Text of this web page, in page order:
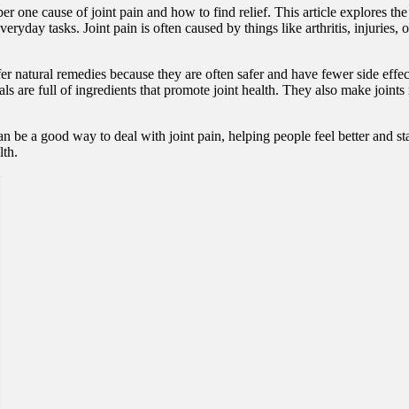
one cause of joint pain and how to find relief. This article explores
tasks. Joint pain is often caused by things like arthritis, injuries,
remedies because they are often safer and have fewer side
are full of ingredients that promote joint health. They also make
be a good way to deal with joint pain, helping people feel better and